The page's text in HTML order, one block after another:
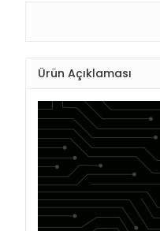
Ürün Açıklaması